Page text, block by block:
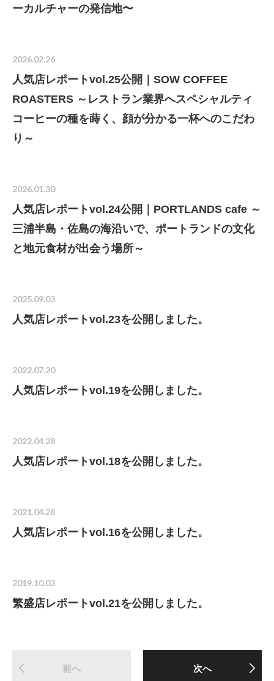
ーカルチャーの発信地〜
2026.02.26
人気店レポートvol.25公開｜SOW COFFEE
ROASTERS ～レストラン業界へスペシャルティ
コーヒーの種を蒔く、顔が分かる一杯へのこだわ
り～
2026.01.30
人気店レポートvol.24公開｜PORTLANDS cafe ～
三浦半島・佐島の海沿いで、ポートランドの文化
と地元食材が出会う場所～
2025.09.03
人気店レポートvol.23を公開しました。
2022.07.20
人気店レポートvol.19を公開しました。
2022.04.28
人気店レポートvol.18を公開しました。
2021.04.28
人気店レポートvol.16を公開しました。
2019.10.03
繁盛店レポートvol.21を公開しました。
前へ 次へ